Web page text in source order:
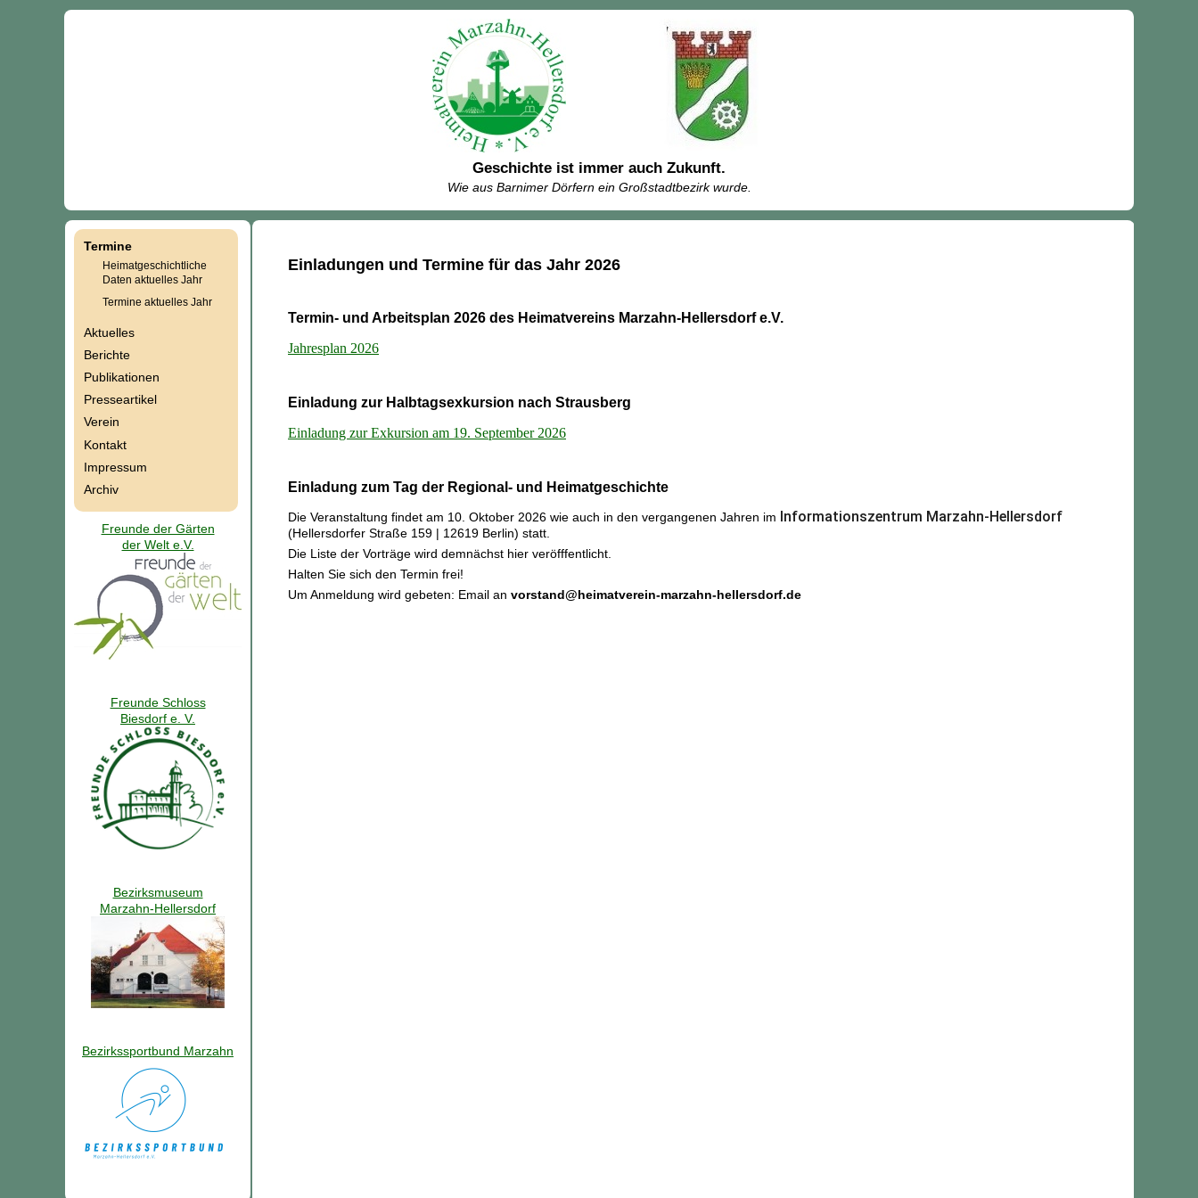
Geschichte ist immer auch Zukunft.
Wie aus Barnimer Dörfern ein Großstadtbezirk wurde.
Einladungen und Termine für das Jahr 2026
Termin- und Arbeitsplan 2026 des Heimatvereins Marzahn-Hellersdorf e.V.
Jahresplan 2026
Einladung zur Halbtagsexkursion nach Strausberg
Einladung zur Exkursion am 19. September 2026
Einladung zum Tag der Regional- und Heimatgeschichte
Die Veranstaltung findet am 10. Oktober 2026 wie auch in den vergangenen Jahren im Informationszentrum Marzahn-Hellersdorf
(Hellersdorfer Straße 159 | 12619 Berlin) statt.
Die Liste der Vorträge wird demnächst hier veröfffentlicht.
Halten Sie sich den Termin frei!
Um Anmeldung wird gebeten: Email an vorstand@heimatverein-marzahn-hellersdorf.de
überspringen
Termine
Heimatgeschichtliche
Daten aktuelles Jahr
Termine aktuelles Jahr
Aktuelles
Berichte
Publikationen
Presseartikel
Verein
Kontakt
Impressum
Archiv
Freunde der Gärten
der Welt e.V.
Freunde Schloss
Biesdorf e. V.
Bezirksmuseum
Marzahn-Hellersdorf
Bezirkssportbund Marzahn